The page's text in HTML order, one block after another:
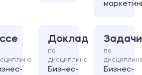
Доклад
по
дисциплине
Бизнес-
Задачи
по
Бизнес-